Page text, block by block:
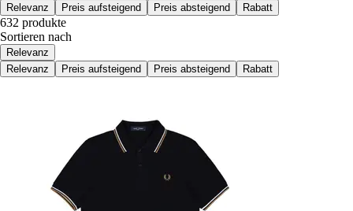
Relevanz
Preis aufsteigend Preis absteigend Rabatt
632 produkte
Sortieren nach
Relevanz
Relevanz
Preis aufsteigend Preis absteigend Rabatt